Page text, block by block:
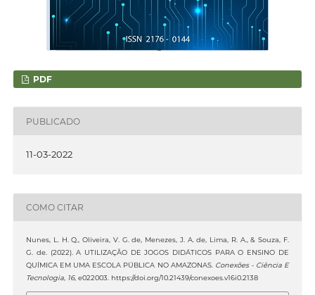
PDF
PUBLICADO
11-03-2022
COMO CITAR
Nunes, L. H. Q., Oliveira, V. G. de, Menezes, J. A. de, Lima, R. A., & Souza, F.
G. de. (2022). A UTILIZAÇÃO DE JOGOS DIDÁTICOS PARA O ENSINO DE
QUÍMICA EM UMA ESCOLA PÚBLICA NO AMAZONAS. Conexões - Ciência E
Tecnologia, 16, e022003. https://doi.org/10.21439/conexoes.v16i0.2138